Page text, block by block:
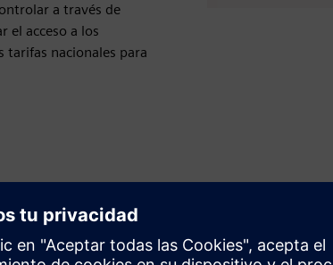
a través de
el acceso a los
tarifas nacionales para
organizar la instalación de un cargador doméstico a
de seguimiento. Nuestros expertos se ponen en